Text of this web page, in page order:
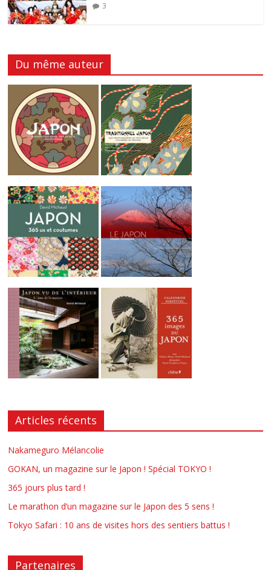
3
Du même auteur
Articles récents
Nakameguro Mélancolie
GOKAN, un magazine sur le Japon ! Spécial TOKYO !
365 jours plus tard !
Le marathon d’un magazine sur le Japon des 5 sens !
Tokyo Safari : 10 ans de visites hors des sentiers battus !
Partenaires